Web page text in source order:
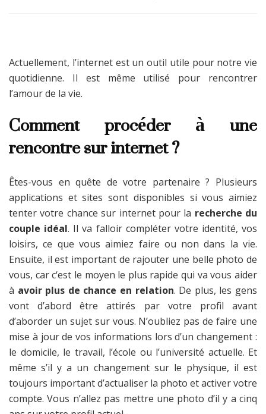
Actuellement, l’internet est un outil utile pour notre vie
quotidienne. Il est même utilisé pour rencontrer
l’amour de la vie.
Comment procéder à une
rencontre sur internet ?
Êtes-vous en quête de votre partenaire ? Plusieurs
applications et sites sont disponibles si vous aimiez
tenter votre chance sur internet pour la recherche du
couple idéal. Il va falloir compléter votre identité, vos
loisirs, ce que vous aimiez faire ou non dans la vie.
Ensuite, il est important de rajouter une belle photo de
vous, car c‘est le moyen le plus rapide qui va vous aider
à avoir plus de chance en relation. De plus, les gens
vont d’abord être attirés par votre profil avant
d’aborder un sujet sur vous. N’oubliez pas de faire une
mise à jour de vos informations lors d’un changement :
le domicile, le travail, l’école ou l’université actuelle. Et
même s’il y a un changement sur le physique, il est
toujours important d’actualiser la photo et activer votre
compte. Vous n’allez pas mettre une photo d’il y a cinq